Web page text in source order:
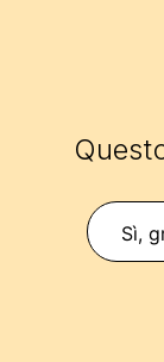
Sì,